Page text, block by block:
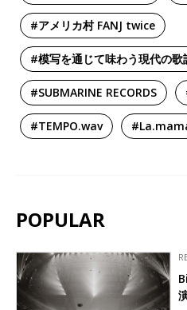
#アメリカ村 FANJ twice
#模写を通じて味わう現代の歌
#SUBMARINE RECORDS
#TEMPO.wav
POPULAR